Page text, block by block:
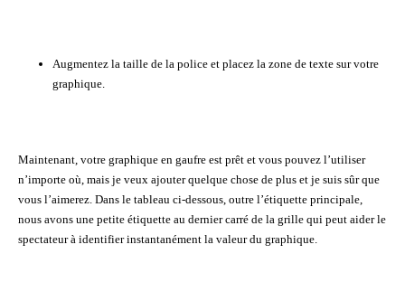
Augmentez la taille de la police et placez la zone de texte sur votre
graphique.
Maintenant, votre graphique en gaufre est prêt et vous pouvez l’utiliser
n’importe où, mais je veux ajouter quelque chose de plus et je suis sûr que
vous l’aimerez. Dans le tableau ci-dessous, outre l’étiquette principale,
nous avons une petite étiquette au dernier carré de la grille qui peut aider le
spectateur à identifier instantanément la valeur du graphique.